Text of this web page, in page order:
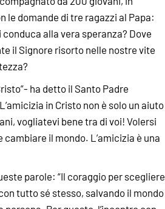
le domande di tre ragazzi al Papa:
alla vera speranza? Dove
il Signore risorto nelle nostre vite
ha detto il Santo Padre
in Cristo non è solo un aiuto
vogliatevi bene tra di voi! Volersi
il mondo. L’amicizia è una
parole: “Il coraggio per scegliere
tutto sé stesso, salvando il mondo